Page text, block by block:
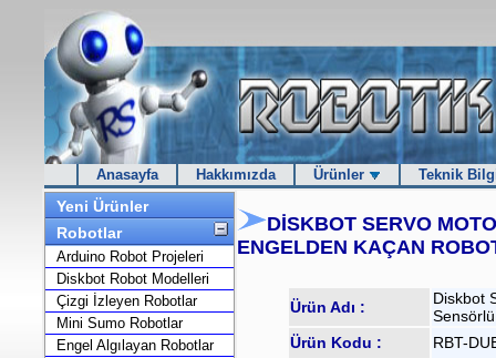
Anasayfa Hakkımızda Ürünler Teknik
Yeni Ürünler
Robotlar
Arduino Robot Projeleri
Diskbot Robot Modelleri
Çizgi İzleyen Robotlar
Mini Sumo Robotlar
Engel Algılayan Robotlar
DİSKBOT SERVO
ENGELDEN KAÇAN
Ürün Adı :
Diskbot
Ürün Kodu :
RBT-